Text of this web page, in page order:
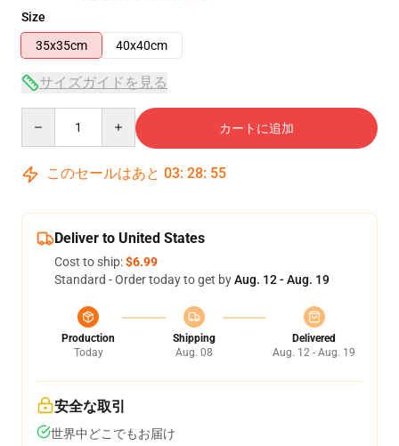
Size
35x35cm
40x40cm
サイズガイドを見る
カートに追加
このセールはあと 03: 28: 55
Deliver to United States
Cost to ship:$6.99
Standard - Order today to get byAug. 12 - Aug. 19
Production
Today
Shipping
Aug. 08
Delivered
Aug. 12 - Aug. 19
安全な取引
世界中どこでもお届け